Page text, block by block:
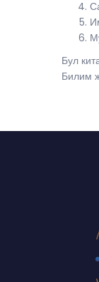
Бул
Билим